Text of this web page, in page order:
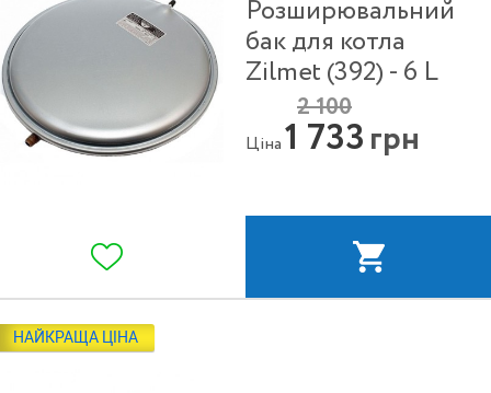
Розширювальний
бак для котла
Zilmet (392) - 6 L
Ціна
2 100
1 733грн
НАЙКРАЩА ЦІНА